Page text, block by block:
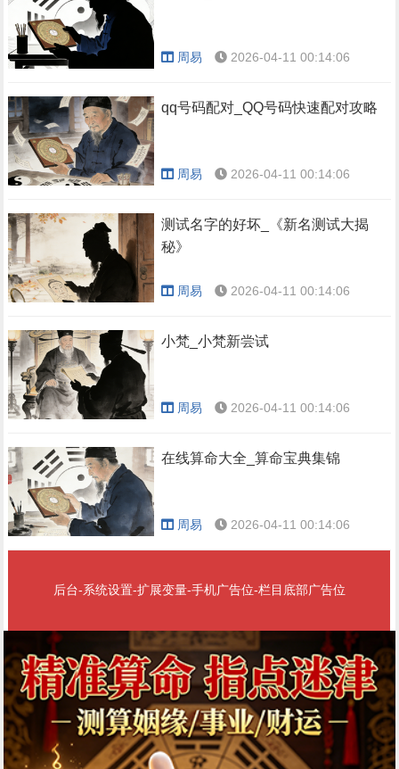
周易 2026-04-11 00:14:06
qq号码配对_QQ号码快速配对攻略
周易 2026-04-11 00:14:06
测试名字的好坏_《新名测试大揭
秘》
周易 2026-04-11 00:14:06
小梵_小梵新尝试
周易 2026-04-11 00:14:06
在线算命大全_算命宝典集锦
周易 2026-04-11 00:14:06
后台-系统设置-扩展变量-手机广告位-栏目底部广告位